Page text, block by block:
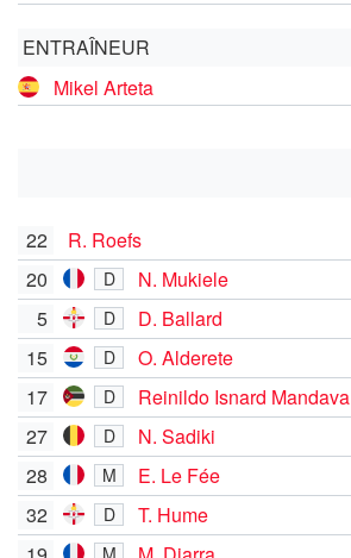
ENTRAÎNEUR
Mikel Arteta
22
R. Roefs
20
D
N. Mukiele
5
D
D. Ballard
15
D
O. Alderete
17
D
Reinildo Isnard Mandava
27
D N. Sadiki
28 M
E. Le Fée
32
D T. Hume